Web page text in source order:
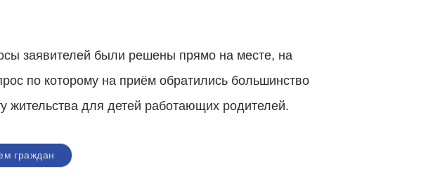
заявителей были решены прямо на месте, на
по которому на приём обратились большинство
жительства для детей работающих родителей.
граждан